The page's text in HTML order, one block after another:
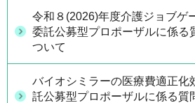
令和８(2026)年度介護ジョブゲ
委託公募型プロポーザルに係る
ついて
バイオシミラーの医療費適正化
託公募型プロポーザルに係る質